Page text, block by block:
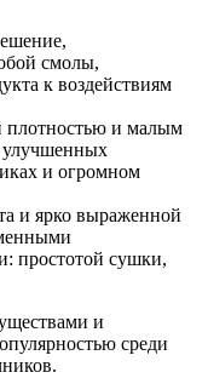
смолы,
к воздействиям
плотностью и малым
улучшенных
и огромном
и ярко выраженной
простотой сушки,
и
среди